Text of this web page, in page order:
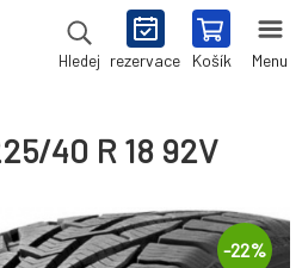
Hledej rezervace Košík Menu
40 R 18 92V
-22%